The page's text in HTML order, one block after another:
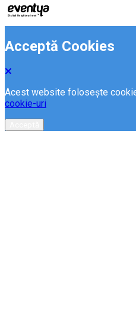
Acceptă Cookies
Acest website folosește
cookie-uri